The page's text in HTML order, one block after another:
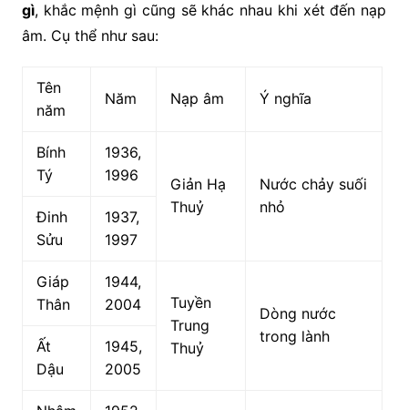
gì, khắc mệnh gì cũng sẽ khác nhau khi xét đến nạp
âm. Cụ thể như sau:
Tên
năm
Năm Nạp âm Ý nghĩa
Bính
Tý
1936,
1996
Giản Hạ
Thuỷ
Nước chảy suối
nhỏ
Đinh
Sửu
1937,
1997
Giáp
Thân
1944,
2004
Tuyền
Trung
Thuỷ
Dòng nước
trong lành
Ất
Dậu
1945,
2005